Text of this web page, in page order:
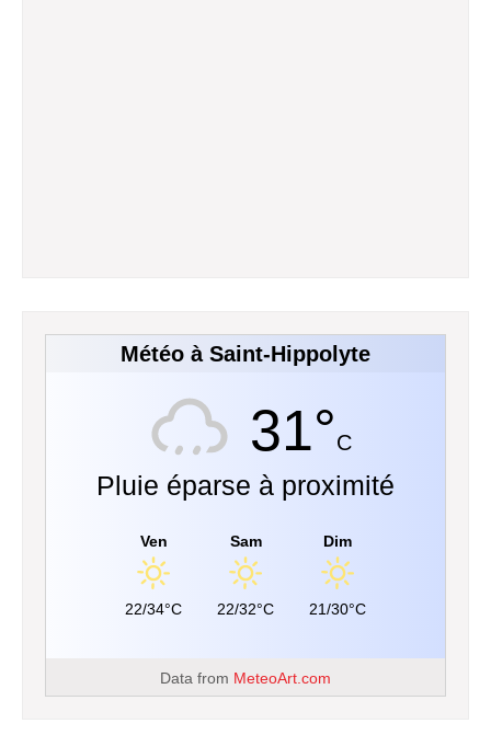
Météo à Saint-Hippolyte
31°C
Pluie éparse à proximité
Ven
22/34°C
Sam
22/32°C
Dim
21/30°C
Data from MeteoArt.com